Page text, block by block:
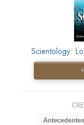
Scientology: